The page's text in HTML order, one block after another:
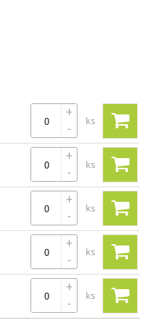
+
-
ks
+
-
ks
+
-
ks
+
-
ks
+
-
ks